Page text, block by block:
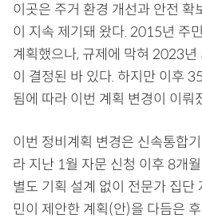
이곳은 주거 환경 개선과 안전 확
이 지속 제기돼 왔다. 2015년 주
계획했으나, 규제에 막혀 2023
이 결정된 바 있다. 하지만 이후
됨에 따라 이번 계획 변경이 이뤄
이번 정비계획 변경은 신속통합
라 지난 1월 자문 신청 이후 8개
별도 기획 설계 없이 전문가 집
민이 제안한 계획(안)을 다듬은